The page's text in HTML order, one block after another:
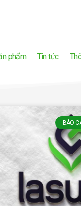
phẩm Tin tức
BÁO